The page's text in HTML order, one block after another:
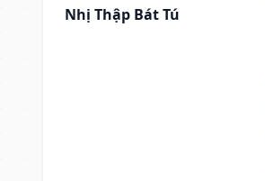
Nhị Thập Bát Tú